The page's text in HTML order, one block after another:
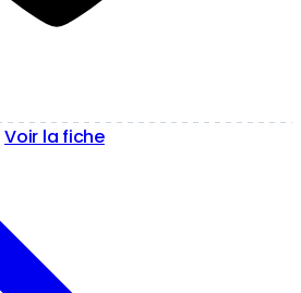
Voir la fiche